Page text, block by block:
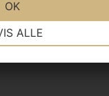
ALLE
OK